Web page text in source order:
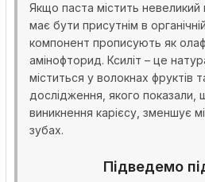
Якщо паста містить невеликий
має бути присутнім в
компонент прописують як
амінофторид. Ксиліт – це
міститься у волокнах фруктів та
дослідження, якого показали,
виникнення карієсу, зменшує
зубах.
Підведемо